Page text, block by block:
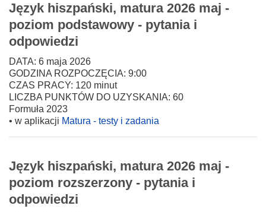
Język hiszpański, matura 2026 maj -
poziom podstawowy - pytania i
odpowiedzi
DATA: 6 maja 2026
GODZINA ROZPOCZĘCIA: 9:00
CZAS PRACY: 120 minut
LICZBA PUNKTÓW DO UZYSKANIA: 60
Formuła 2023
• w aplikacji Matura - testy i zadania
Język hiszpański, matura 2026 maj -
poziom rozszerzony - pytania i
odpowiedzi